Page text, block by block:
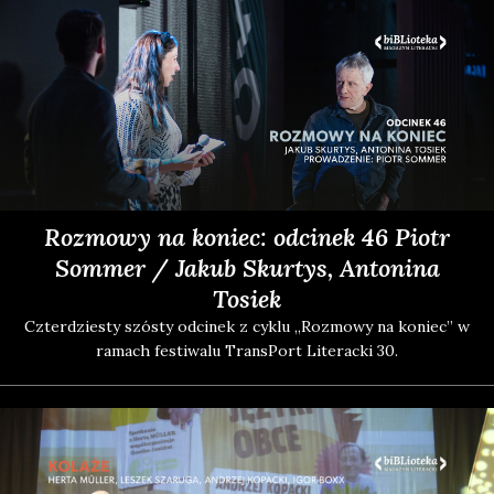
Rozmowy na koniec: odcinek 46 Piotr
Sommer / Jakub Skurtys, Antonina
Tosiek
Czter­dzie­sty szó­sty odci­nek z cyklu „Roz­mo­wy na koniec” w
ramach festi­wa­lu Trans­Port Lite­rac­ki 30.